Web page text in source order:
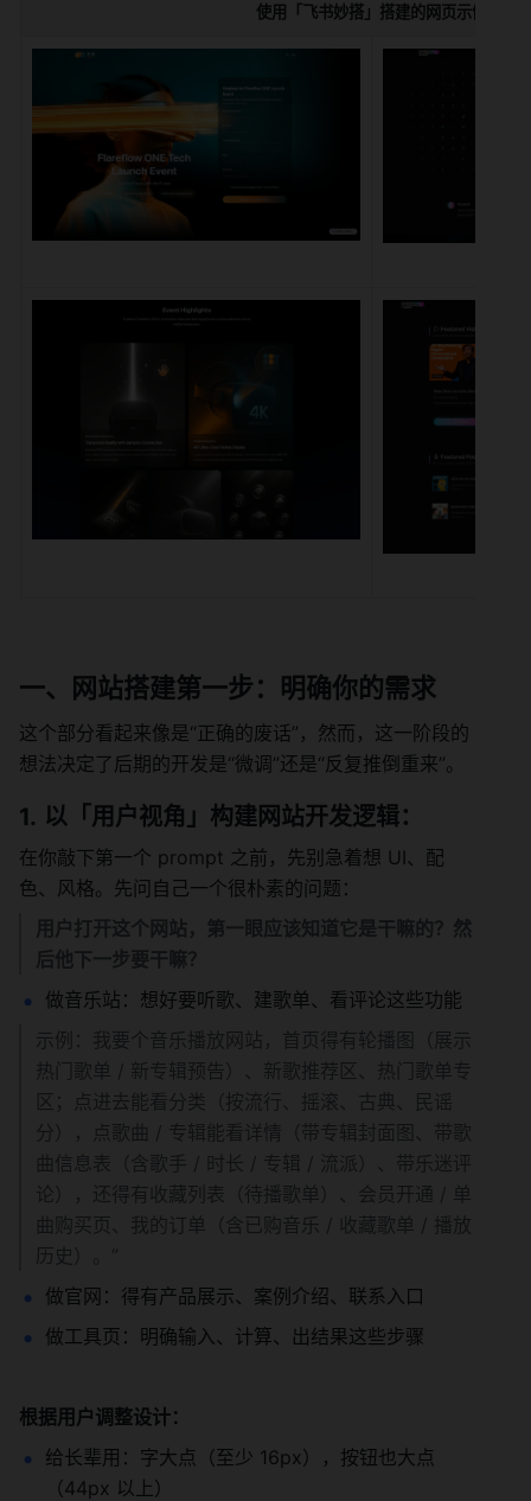
使用「飞书妙搭」搭建的网页示例
一、网站搭建第一步：明确你的需求
这个部分看起来像是“正确的废话”，然而，这一阶段的
想法决定了后期的开发是“微调”还是“反复推倒重来”。
以「用户视角」构建网站开发逻辑：
在你敲下第一个 prompt 之前，先别急着想 UI、配
色、风格。先问自己一个很朴素的问题：
用户打开这个网站，第一眼应该知道它是干嘛的？然
后他下一步要干嘛？
做音乐站：想好要听歌、建歌单、看评论这些功能
示例：我要个音乐播放网站，首页得有轮播图（展示
热门歌单 / 新专辑预告）、新歌推荐区、热门歌单专
区；点进去能看分类（按流行、摇滚、古典、民谣
分），点歌曲 / 专辑能看详情（带专辑封面图、带歌
曲信息表（含歌手 / 时长 / 专辑 / 流派）、带乐迷评
论），还得有收藏列表（待播歌单）、会员开通 / 单
曲购买页、我的订单（含已购音乐 / 收藏歌单 / 播放
历史）。”
做官网：得有产品展示、案例介绍、联系入口
做工具页：明确输入、计算、出结果这些步骤
根据用户调整设计：
给长辈用：字大点（至少 16px），按钮也大点
（44px 以上）